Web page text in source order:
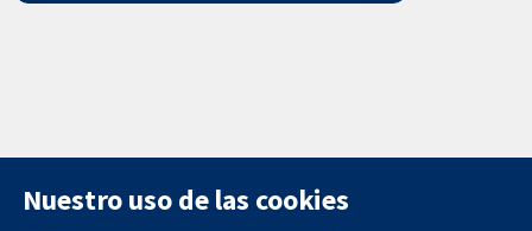
Nuestro uso de las cookies